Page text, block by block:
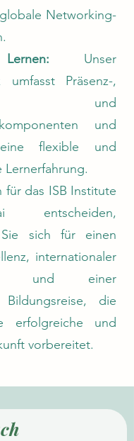
Networking-
Unser
umfasst Präsenz-,
und
und
flexible und
Lernerfahrung.
für das ISB Institute
Sie sich für einen
internationaler
und einer
Bildungsreise, die
erfolgreiche und
vorbereitet.